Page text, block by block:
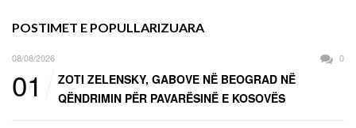
POSTIMET E POPULLARIZUARA
08/08/2026 0
01
ZOTI ZELENSKY, GABOVE NË BEOGRAD NË
QËNDRIMIN PËR PAVARËSINË E KOSOVËS